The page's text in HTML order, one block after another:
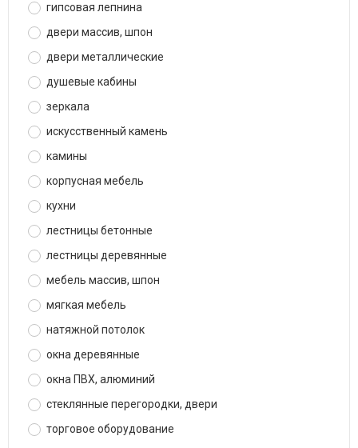
гипсовая лепнина
двери массив, шпон
двери металлические
душевые кабины
зеркала
искусственный камень
камины
корпусная мебель
кухни
лестницы бетонные
лестницы деревянные
мебель массив, шпон
мягкая мебель
натяжной потолок
окна деревянные
окна ПВХ, алюминий
стеклянные перегородки, двери
торговое оборудование